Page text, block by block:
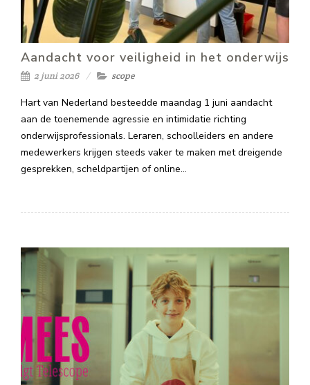
Aandacht voor veiligheid in het onderwijs
2 juni 2026 scope
Hart van Nederland besteedde maandag 1 juni aandacht
aan de toenemende agressie en intimidatie richting
onderwijsprofessionals. Leraren, schoolleiders en andere
medewerkers krijgen steeds vaker te maken met dreigende
gesprekken, scheldpartijen of online…